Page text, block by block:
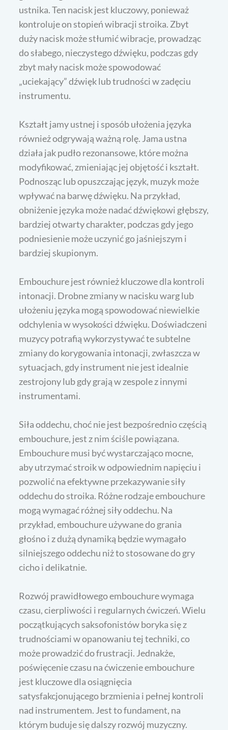
ustnika. Ten nacisk jest kluczowy, ponieważ
kontroluje on stopień wibracji stroika. Zbyt
duży nacisk może stłumić wibracje, prowadząc
do słabego, nieczystego dźwięku, podczas gdy
zbyt mały nacisk może spowodować
„uciekający” dźwięk lub trudności w zadęciu
instrumentu.
Kształt jamy ustnej i sposób ułożenia języka
również odgrywają ważną rolę. Jama ustna
działa jak pudło rezonansowe, które można
modyfikować, zmieniając jej objętość i kształt.
Podnosząc lub opuszczając język, muzyk może
wpływać na barwę dźwięku. Na przykład,
obniżenie języka może nadać dźwiękowi głębszy,
bardziej otwarty charakter, podczas gdy jego
podniesienie może uczynić go jaśniejszym i
bardziej skupionym.
Embouchure jest również kluczowe dla kontroli
intonacji. Drobne zmiany w nacisku warg lub
ułożeniu języka mogą spowodować niewielkie
odchylenia w wysokości dźwięku. Doświadczeni
muzycy potrafią wykorzystywać te subtelne
zmiany do korygowania intonacji, zwłaszcza w
sytuacjach, gdy instrument nie jest idealnie
zestrojony lub gdy grają w zespole z innymi
instrumentami.
Siła oddechu, choć nie jest bezpośrednio częścią
embouchure, jest z nim ściśle powiązana.
Embouchure musi być wystarczająco mocne,
aby utrzymać stroik w odpowiednim napięciu i
pozwolić na efektywne przekazywanie siły
oddechu do stroika. Różne rodzaje embouchure
mogą wymagać różnej siły oddechu. Na
przykład, embouchure używane do grania
głośno i z dużą dynamiką będzie wymagało
silniejszego oddechu niż to stosowane do gry
cicho i delikatnie.
Rozwój prawidłowego embouchure wymaga
czasu, cierpliwości i regularnych ćwiczeń. Wielu
początkujących saksofonistów boryka się z
trudnościami w opanowaniu tej techniki, co
może prowadzić do frustracji. Jednakże,
poświęcenie czasu na ćwiczenie embouchure
jest kluczowe dla osiągnięcia
satysfakcjonującego brzmienia i pełnej kontroli
nad instrumentem. Jest to fundament, na
którym buduje się dalszy rozwój muzyczny.